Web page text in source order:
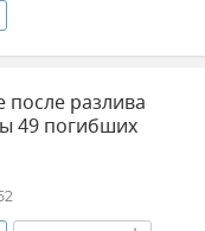
в Черном море
Разлив мазута
разлива
49 погибших